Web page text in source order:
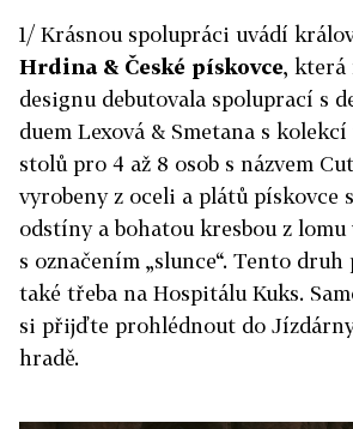
1/ Krásnou spolupráci uvádí
Hrdina & České pískovce, která
designu debutovala spoluprací s
duem Lexová & Smetana s
stolů pro 4 až 8 osob s názvem
vyrobeny z oceli a plátů pískovce
odstíny a bohatou kresbou z
s označením „slunce“. Tento
také třeba na Hospitálu Kuks.
si přijďte prohlédnout do
hradě.